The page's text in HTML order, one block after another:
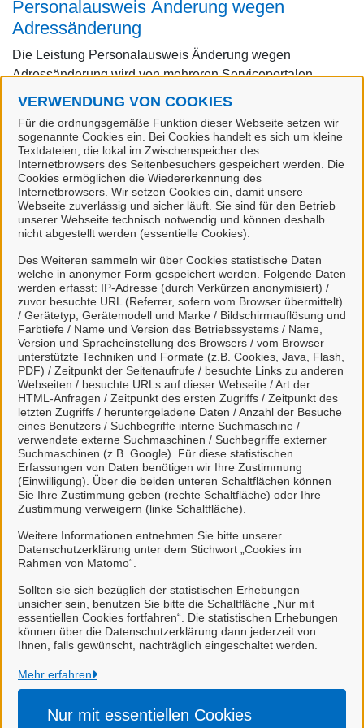
VERWENDUNG VON COOKIES
Für die ordnungsgemäße Funktion dieser Webseite setzen wir
sogenannte Cookies ein. Bei Cookies handelt es sich um kleine
Textdateien, die lokal im Zwischenspeicher des
Internetbrowsers des Seitenbesuchers gespeichert werden. Die
Cookies ermöglichen die Wiedererkennung des
Internetbrowsers. Wir setzen Cookies ein, damit unsere
Webseite zuverlässig und sicher läuft. Sie sind für den Betrieb
unserer Webseite technisch notwendig und können deshalb
nicht abgestellt werden (essentielle Cookies).
Des Weiteren sammeln wir über Cookies statistische Daten
welche in anonymer Form gespeichert werden. Folgende Daten
werden erfasst: IP-Adresse (durch Verkürzen anonymisiert) /
zuvor besuchte URL (Referrer, sofern vom Browser übermittelt)
/ Gerätetyp, Gerätemodell und Marke / Bildschirmauflösung und
Farbtiefe / Name und Version des Betriebssystems / Name,
Version und Spracheinstellung des Browsers / vom Browser
unterstützte Techniken und Formate (z.B. Cookies, Java, Flash,
PDF) / Zeitpunkt der Seitenaufrufe / besuchte Links zu anderen
Webseiten / besuchte URLs auf dieser Webseite / Art der
HTML-Anfragen / Zeitpunkt des ersten Zugriffs / Zeitpunkt des
letzten Zugriffs / heruntergeladene Daten / Anzahl der Besuche
eines Benutzers / Suchbegriffe interne Suchmaschine /
verwendete externe Suchmaschinen / Suchbegriffe externer
Suchmaschinen (z.B. Google). Für diese statistischen
Erfassungen von Daten benötigen wir Ihre Zustimmung
(Einwilligung). Über die beiden unteren Schaltflächen können
Sie Ihre Zustimmung geben (rechte Schaltfläche) oder Ihre
Zustimmung verweigern (linke Schaltfläche).
Weitere Informationen entnehmen Sie bitte unserer
Datenschutzerklärung unter dem Stichwort „Cookies im
Rahmen von Matomo“.
Sollten sie sich bezüglich der statistischen Erhebungen
unsicher sein, benutzen Sie bitte die Schaltfläche „Nur mit
essentiellen Cookies fortfahren“. Die statistischen Erhebungen
können über die Datenschutzerklärung dann jederzeit von
Ihnen, falls gewünscht, nachträglich eingeschaltet werden.
Mehr erfahren
Nur mit essentiellen Cookies
Personalausweis Änderung wegen
Adressänderung
Die Leistung Personalausweis Änderung wegen
Adressänderung wird von mehreren Serviceportalen
angeboten. Bitte wählen Sie Ihr Serviceportal aus.
Adressänderung auf der eID-
Karte beantragen (Stadt Leer)
Personalausweis Änderung wegen
Adressänderung (Stadt Leer)
Stadt Leer
Alle Rechte vorbehalten